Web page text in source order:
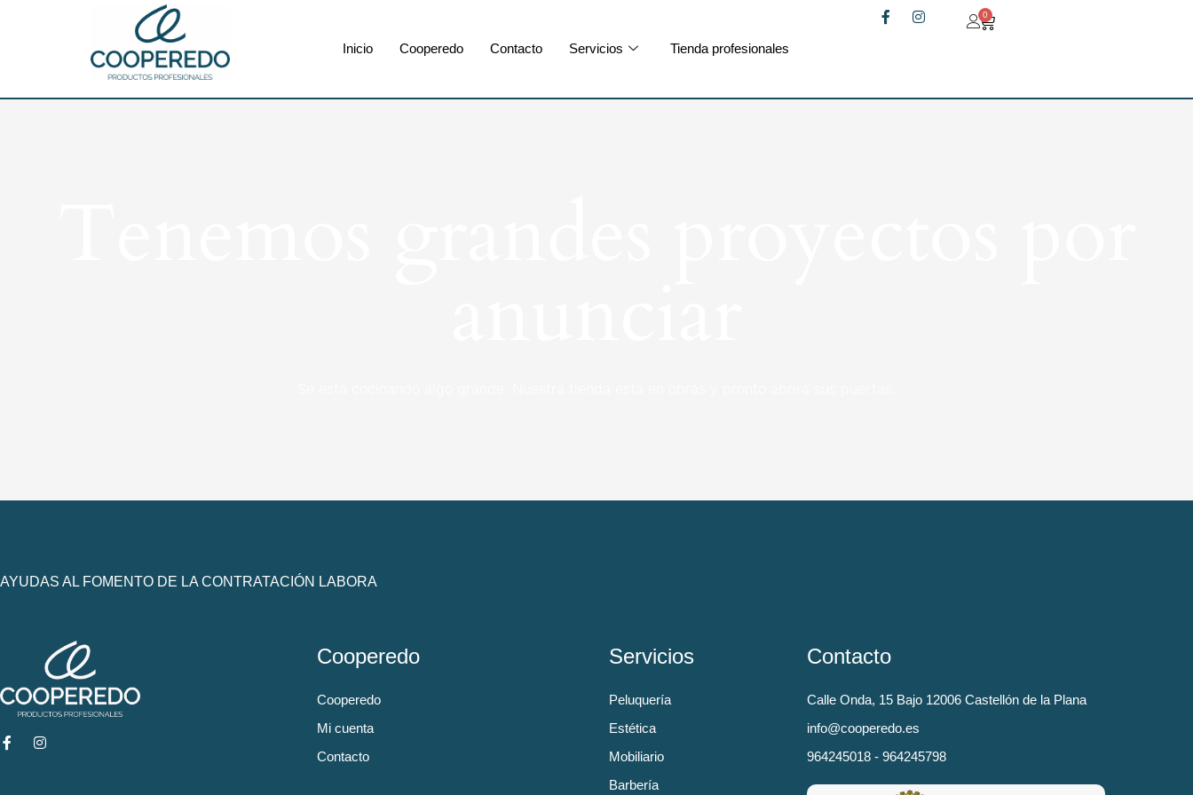
Inicio Cooperedo Contacto Servicios Tienda profesionales
0
AYUDAS AL FOMENTO DE LA CONTRATACIÓN LABORA
Cooperedo
Cooperedo
Mi cuenta
Contacto
Servicios
Peluquería
Estética
Mobiliario
Barbería
Contacto
Calle Onda, 15 Bajo 12006 Castellón de la Plana
info@cooperedo.es
964245018 - 964245798